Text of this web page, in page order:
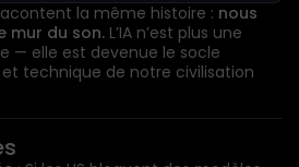
la même histoire : nous
mur du son. L’IA n’est plus une
— elle est devenue le socle
technique de notre civilisation